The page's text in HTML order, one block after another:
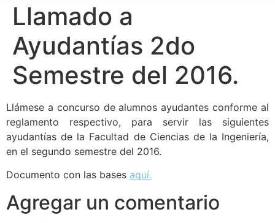
Llamado a
Ayudantías 2do
Semestre del 2016.
Llámese a concurso de alumnos ayudantes conforme al
reglamento respectivo, para servir las siguientes
ayudantías de la Facultad de Ciencias de la Ingeniería,
en el segundo semestre del 2016.
Documento con las bases aquí.
Agregar un comentario